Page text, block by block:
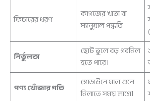
ফিচারের ধরণ
কাগজের খাতা বা
ম্যানুয়াল পদ্ধতি
নির্ভুলতা
ছোট ভুলে বড় গরমিল
হতে পারে।
পণ্য খোঁজার গতি
গোডাউনে মাল গুনে
মিলাতে সময় লাগে।